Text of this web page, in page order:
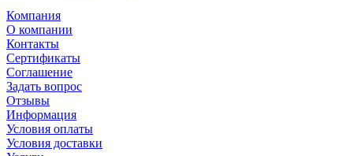
Компания
О компании
Контакты
Сертификаты
Соглашение
Задать вопрос
Отзывы
Информация
Условия оплаты
Условия доставки